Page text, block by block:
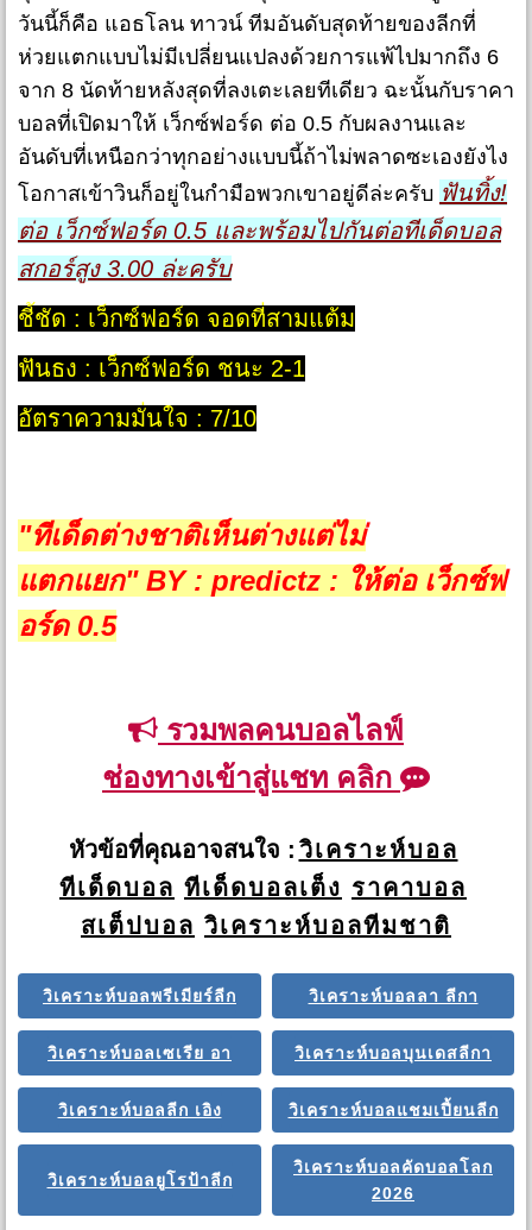
วันนี้ก็คือ แอธโลน ทาวน์ ทีมอันดับสุดท้ายของลีกที่
ห่วยแตกแบบไม่มีเปลี่ยนแปลงด้วยการแพ้ไปมากถึง 6
จาก 8 นัดท้ายหลังสุดที่ลงเตะเลยทีเดียว ฉะนั้นกับราคา
บอลที่เปิดมาให้ เว็กซ์ฟอร์ด ต่อ 0.5 กับผลงานและ
อันดับที่เหนือกว่าทุกอย่างแบบนี้ถ้าไม่พลาดซะเองยังไง
โอกาสเข้าวินก็อยู่ในกำมือพวกเขาอยู่ดีล่ะครับ ฟันทิ้ง!
ต่อ เว็กซ์ฟอร์ด 0.5 และพร้อมไปกันต่อทีเด็ดบอล
สกอร์สูง 3.00 ล่ะครับ
ชี้ชัด : เว็กซ์ฟอร์ด จอดที่สามแต้ม
ฟันธง : เว็กซ์ฟอร์ด ชนะ 2-1
อัตราความมั่นใจ : 7/10
"ทีเด็ดต่างชาติเห็นต่างแต่ไม่
แตกแยก" BY : predictz : ให้ต่อ เว็กซ์ฟ
อร์ด 0.5
รวมพลคนบอลไลฟ์
ช่องทางเข้าสู่แชท คลิก
หัวข้อที่คุณอาจสนใจ : วิเคราะห์บอล
ทีเด็ดบอล ทีเด็ดบอลเต็ง ราคาบอล
สเต็ปบอล วิเคราะห์บอลทีมชาติ
วิเคราะห์บอลพรีเมียร์ลีก วิเคราะห์บอลลา ลีกา
วิเคราะห์บอลเซเรีย อา วิเคราะห์บอลบุนเดสลีกา
วิเคราะห์บอลลีก เอิง วิเคราะห์บอลแชมเปี้ยนลีก
วิเคราะห์บอลยูโรป้าลีก
วิเคราะห์บอลคัดบอลโลก
2026